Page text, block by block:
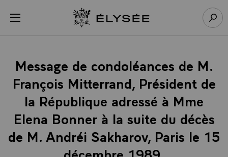
menu Retour à l’accueil Élysée
Message de condoléances de M.
François Mitterrand, Président de
la République adressé à Mme
Elena Bonner à la suite du décès
de M. Andréi Sakharov, Paris le 15
Panneau de gestion des cookies